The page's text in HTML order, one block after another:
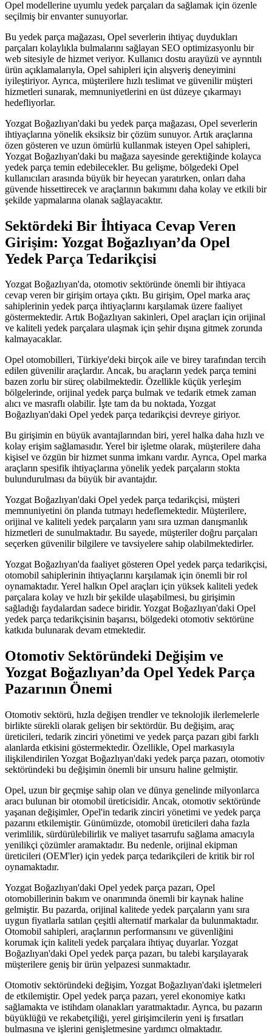
Opel modellerine uyumlu yedek parçaları da sağlamak için özenle
seçilmiş bir envanter sunuyorlar.
Bu yedek parça mağazası, Opel severlerin ihtiyaç duydukları
parçaları kolaylıkla bulmalarını sağlayan SEO optimizasyonlu bir
web sitesiyle de hizmet veriyor. Kullanıcı dostu arayüzü ve ayrıntılı
ürün açıklamalarıyla, Opel sahipleri için alışveriş deneyimini
iyileştiriyor. Ayrıca, müşterilere hızlı teslimat ve güvenilir müşteri
hizmetleri sunarak, memnuniyetlerini en üst düzeye çıkarmayı
hedefliyorlar.
Yozgat Boğazlıyan'daki bu yedek parça mağazası, Opel severlerin
ihtiyaçlarına yönelik eksiksiz bir çözüm sunuyor. Artık araçlarına
özen gösteren ve uzun ömürlü kullanmak isteyen Opel sahipleri,
Yozgat Boğazlıyan'daki bu mağaza sayesinde gerektiğinde kolayca
yedek parça temin edebilecekler. Bu gelişme, bölgedeki Opel
kullanıcıları arasında büyük bir heyecan yaratırken, onları daha
güvende hissettirecek ve araçlarının bakımını daha kolay ve etkili bir
şekilde yapmalarına olanak sağlayacaktır.
Sektördeki Bir İhtiyaca Cevap Veren
Girişim: Yozgat Boğazlıyan’da Opel
Yedek Parça Tedarikçisi
Yozgat Boğazlıyan'da, otomotiv sektöründe önemli bir ihtiyaca
cevap veren bir girişim ortaya çıktı. Bu girişim, Opel marka araç
sahiplerinin yedek parça ihtiyaçlarını karşılamak üzere faaliyet
göstermektedir. Artık Boğazlıyan sakinleri, Opel araçları için orijinal
ve kaliteli yedek parçalara ulaşmak için şehir dışına gitmek zorunda
kalmayacaklar.
Opel otomobilleri, Türkiye'deki birçok aile ve birey tarafından tercih
edilen güvenilir araçlardır. Ancak, bu araçların yedek parça temini
bazen zorlu bir süreç olabilmektedir. Özellikle küçük yerleşim
bölgelerinde, orijinal yedek parça bulmak ve tedarik etmek zaman
alıcı ve masraflı olabilir. İşte tam da bu noktada, Yozgat
Boğazlıyan'daki Opel yedek parça tedarikçisi devreye giriyor.
Bu girişimin en büyük avantajlarından biri, yerel halka daha hızlı ve
kolay erişim sağlamasıdır. Yerel bir işletme olarak, müşterilere daha
kişisel ve özgün bir hizmet sunma imkanı vardır. Ayrıca, Opel marka
araçların spesifik ihtiyaçlarına yönelik yedek parçaların stokta
bulundurulması da büyük bir avantajdır.
Yozgat Boğazlıyan'daki Opel yedek parça tedarikçisi, müşteri
memnuniyetini ön planda tutmayı hedeflemektedir. Müşterilere,
orijinal ve kaliteli yedek parçaların yanı sıra uzman danışmanlık
hizmetleri de sunulmaktadır. Bu sayede, müşteriler doğru parçaları
seçerken güvenilir bilgilere ve tavsiyelere sahip olabilmektedirler.
Yozgat Boğazlıyan'da faaliyet gösteren Opel yedek parça tedarikçisi,
otomobil sahiplerinin ihtiyaçlarını karşılamak için önemli bir rol
oynamaktadır. Yerel halkın Opel araçları için yüksek kaliteli yedek
parçalara kolay ve hızlı bir şekilde ulaşabilmesi, bu girişimin
sağladığı faydalardan sadece biridir. Yozgat Boğazlıyan'daki Opel
yedek parça tedarikçisinin başarısı, bölgedeki otomotiv sektörüne
katkıda bulunarak devam etmektedir.
Otomotiv Sektöründeki Değişim ve
Yozgat Boğazlıyan’da Opel Yedek Parça
Pazarının Önemi
Otomotiv sektörü, hızla değişen trendler ve teknolojik ilerlemelerle
birlikte sürekli olarak gelişen bir sektördür. Bu değişim, araç
üreticileri, tedarik zinciri yönetimi ve yedek parça pazarı gibi farklı
alanlarda etkisini göstermektedir. Özellikle, Opel markasıyla
ilişkilendirilen Yozgat Boğazlıyan'daki yedek parça pazarı, otomotiv
sektöründeki bu değişimin önemli bir unsuru haline gelmiştir.
Opel, uzun bir geçmişe sahip olan ve dünya genelinde milyonlarca
aracı bulunan bir otomobil üreticisidir. Ancak, otomotiv sektöründe
yaşanan değişimler, Opel'in tedarik zinciri yönetimi ve yedek parça
pazarını etkilemiştir. Günümüzde, otomobil üreticileri daha fazla
verimlilik, sürdürülebilirlik ve maliyet tasarrufu sağlama amacıyla
yenilikçi çözümler aramaktadır. Bu nedenle, orijinal ekipman
üreticileri (OEM'ler) için yedek parça tedarikçileri de kritik bir rol
oynamaktadır.
Yozgat Boğazlıyan'daki Opel yedek parça pazarı, Opel
otomobillerinin bakım ve onarımında önemli bir kaynak haline
gelmiştir. Bu pazarda, orijinal kalitede yedek parçaların yanı sıra
uygun fiyatlarla satılan çeşitli alternatif markalar da bulunmaktadır.
Otomobil sahipleri, araçlarının performansını ve güvenliğini
korumak için kaliteli yedek parçalara ihtiyaç duyarlar. Yozgat
Boğazlıyan'daki Opel yedek parça pazarı, bu talebi karşılayarak
müşterilere geniş bir ürün yelpazesi sunmaktadır.
Otomotiv sektöründeki değişim, Yozgat Boğazlıyan'daki işletmeleri
de etkilemiştir. Opel yedek parça pazarı, yerel ekonomiye katkı
sağlamakta ve istihdam olanakları yaratmaktadır. Ayrıca, bu pazarın
büyüklüğü ve rekabetçiliği, yerel girişimcilerin yeni iş fırsatları
bulmasına ve işlerini genişletmesine yardımcı olmaktadır.